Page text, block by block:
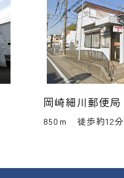
岡崎細川郵便局
850ｍ 徒歩約12分